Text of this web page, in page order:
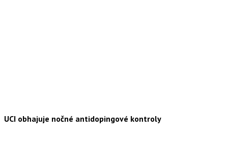
UCI obhajuje nočné antidopingové kontroly